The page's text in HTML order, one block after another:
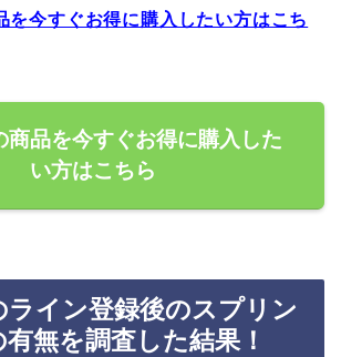
を今すぐお得に購入したい方はこち
商品を今すぐお得に購入した
い方はこちら
ライン登録後のスプリン
無を調査した結果！